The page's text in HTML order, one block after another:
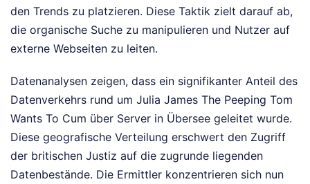
den Trends zu platzieren. Diese Taktik zielt darauf ab,
die organische Suche zu manipulieren und Nutzer auf
externe Webseiten zu leiten.
Datenanalysen zeigen, dass ein signifikanter Anteil des
Datenverkehrs rund um Julia James The Peeping Tom
Wants To Cum über Server in Übersee geleitet wurde.
Diese geografische Verteilung erschwert den Zugriff
der britischen Justiz auf die zugrunde liegenden
Datenbestände. Die Ermittler konzentrieren sich nun